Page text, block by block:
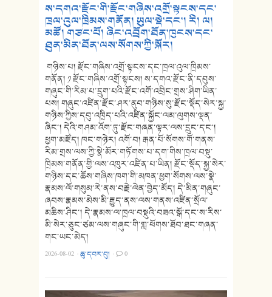
ས་དགའ་རྫོང་གི་རྫོང་གཞིས་འགྲོ་སྟངས་དང་
ཁྲལ་འུལ་ཁྲིམས་གནོན། ཡུལ་སྡེ་དང་། རི། ལ།
མཚོ། གཙང་པོ། ཞིང་འབྲོག་ཐོན་ཁུངས་དང་
ཐུན་མིན་ཐོན་ལས་སོགས་ཀྱི་སྐོར།
གཉིས་པ། རྫོང་གཞིས་འགྲོ་སྟངས་དང་ཁྲལ་འུལ་ཁྲིམས་
གནོན། ༡ རྫོང་གཞིས་འགྲོ་སྟངས། ས་དགའ་རྫོང་ནི་དབུས་
གཞུང་གི་རིམ་པ་དྲུག་པའི་རྫོང་འགོ་འབྲིང་གྲས་ཤིག་ཡིན་
པས། གཞུང་འཛིན་རྫོང་ཤར་ནུབ་གཉིས་སུ་རྫོང་སྡོད་སེར་སྐྱ་
གཉིས་ཀྱིས་དབུ་འཁྲིད་པའི་འཛིན་སྐྱོང་ལམ་ལུགས་ལྡན་
ཞིང་། དེའི་གཤམ་འོག་ཏུ་རྫོང་གཞན་ལྟར་ལས་དྲུང་དང་།
ཕྱག་མཛོད། ཁང་གཉེར། འགོ་བ། རྒན་པོ་སོགས་གོ་གནས་
རིམ་གྲས་ལས་ཀྱི་སྣེ་མོར་གཏོགས་པ་དག་གིས་ཁྲལ་བསྡུ་
ཁྲིམས་གནོན་གྱི་ལས་འཁུར་འཛིན་པ་ཡིན། རྫོང་སྡོད་སྐྱ་སེར་
གཉིས་དང་ཆོས་གཞིས་ཁག་གི་མཁན་ཕྱག་སོགས་ལས་སྣེ་
རྣམས་ལོ་གསུམ་རེ་ནས་བརྗེ་ལེན་བྱེད་མོད། དེ་མིན་གཞུང་
ཞབས་རྣམས་མེས་མི་རྒྱུད་ནས་ལས་གནས་འཛིན་སྲོལ་
མཆིས་ཤིང་། དེ་རྣམས་ལ་ཁྲལ་བསྡུའི་བཟའ་སྒོ་དང་ས་རིས་
མི་སེར་ཅུང་ཙམ་ལས་གཞུང་གི་གླ་ཕོགས་ཐོབ་ཐང་གཞན་
གང་ཡང་མེད།
2026-08-02 ·ཆུ་དབར་བུ། · 0